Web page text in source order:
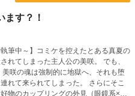
ます？！
筆中～】コミケを控えたとある真夏の
しまった主人公の美咲。 でも、
られてしまった。 さらにそこ
物のカップリングの外見（眼鏡系×ワ